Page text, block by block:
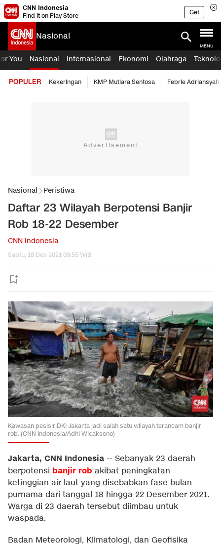
CNN Indonesia
Find it on Play Store
Get
Nasional
MENU
You Nasional Internasional Ekonomi Olahraga
POPULER Kekeringan KMP Mutiara Sentosa Febrie Adriansyah
Nasional Peristiwa
Daftar 23 Wilayah Berpotensi Banjir
Rob 18-22 Desember
CNN Indonesia
Sabtu, 18 Des 2021 09:55 WIB
Kawasan pesisir DKI Jakarta jadi salah satu wilayah terancam banjir
rob. (CNN Indonesia/Adhi Wicaksono)
Jakarta, CNN Indonesia -- Sebanyak 23 daerah
berpotensi banjir rob akibat peningkatan
ketinggian air laut yang disebabkan fase bulan
purnama dari tanggal 18 hingga 22 Desember 2021.
Warga di 23 daerah tersebut diimbau untuk
waspada.
Badan Meteorologi, Klimatologi, dan Geofisika